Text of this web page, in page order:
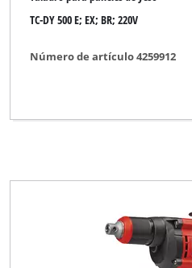
TC-DY 500 E; EX; BR; 220V
Número de artículo 4259912